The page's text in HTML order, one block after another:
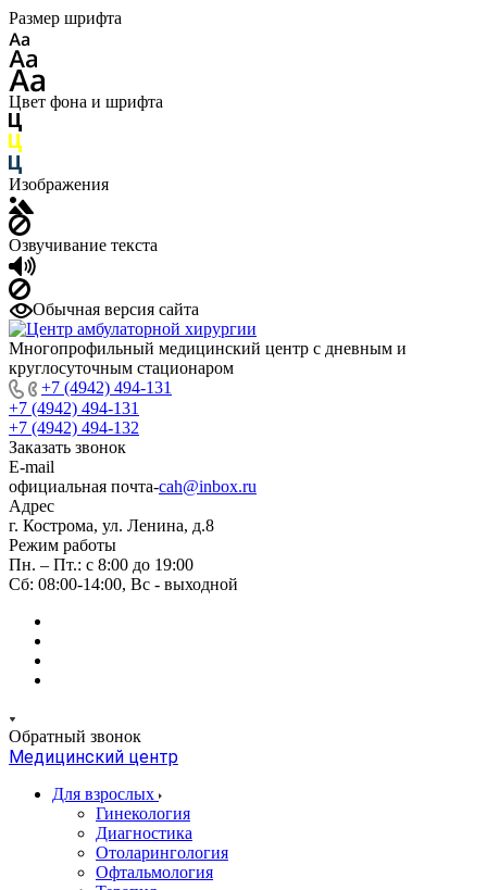
Размер шрифта
Цвет фона и шрифта
Изображения
Озвучивание текста
Обычная версия сайта
Многопрофильный медицинский центр с дневным и
круглосуточным стационаром
+7 (4942) 494-131
+7 (4942) 494-131
+7 (4942) 494-132
Заказать звонок
E-mail
официальная почта-cah@inbox.ru
Адрес
г. Кострома, ул. Ленина, д.8
Режим работы
Пн. – Пт.: с 8:00 до 19:00
Сб: 08:00-14:00, Вс - выходной
Обратный звонок
Медицинский центр
Для взрослых
Гинекология
Диагностика
Отоларингология
Офтальмология